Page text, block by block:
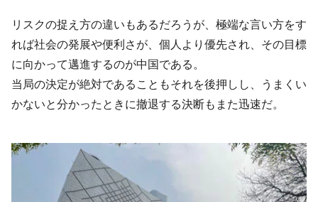
リスクの捉え方の違いもあるだろうが、極端な言い方をす
れば社会の発展や便利さが、個人より優先され、その目標
に向かって邁進するのが中国である。
当局の決定が絶対であることもそれを後押しし、うまくい
かないと分かったときに撤退する決断もまた迅速だ。